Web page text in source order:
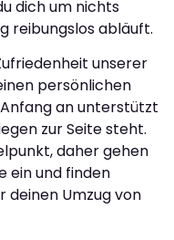
dich um nichts
reibungslos abläuft.
unserer
persönlichen
an unterstützt
zur Seite steht.
daher gehen
ein und finden
deinen Umzug von